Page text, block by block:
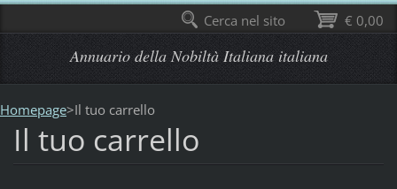
Annuario della Nobiltà Italiana italiana
Homepage>Il tuo carrello
Il tuo carrello
€ 0,00
Cerca nel sito